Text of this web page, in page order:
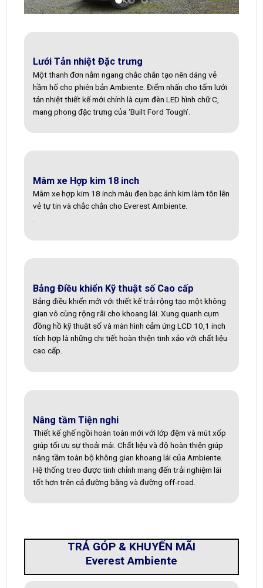
Lưới Tản nhiệt Đặc trưng
Một thanh đơn nằm ngang chắc chắn tạo nên dáng vẻ
hầm hố cho phiên bản Ambiente. Điểm nhấn cho tấm lưới
tản nhiệt thiết kế mới chính là cụm đèn LED hình chữ C,
mang phong đặc trưng của ‘Built Ford Tough’.
Mâm xe Hợp kim 18 inch
Mâm xe hợp kim 18 inch màu đen bạc ánh kim làm tôn lên
vẻ tự tin và chắc chắn cho Everest Ambiente.
Bảng Điều khiển Kỹ thuật số Cao cấp
Bảng điều khiển mới với thiết kế trải rộng tạo một không
gian vô cùng rộng rãi cho khoang lái. Xung quanh cụm
đồng hồ kỹ thuật số và màn hình cảm ứng LCD 10,1 inch
tích hợp là những chi tiết hoàn thiện tinh xảo với chất liệu
cao cấp.
Nâng tầm Tiện nghi
Thiết kế ghế ngồi hoàn toàn mới với lớp đệm và mút xốp
giúp tối ưu sự thoải mái. Chất liệu và độ hoàn thiện giúp
nâng tầm toàn bộ không gian khoang lái của Ambiente.
Hệ thống treo được tinh chỉnh mang đến trải nghiệm lái
tốt hơn trên cả đường bằng và đường off-road.
TRẢ GÓP & KHUYẾN MÃI
Everest Ambiente